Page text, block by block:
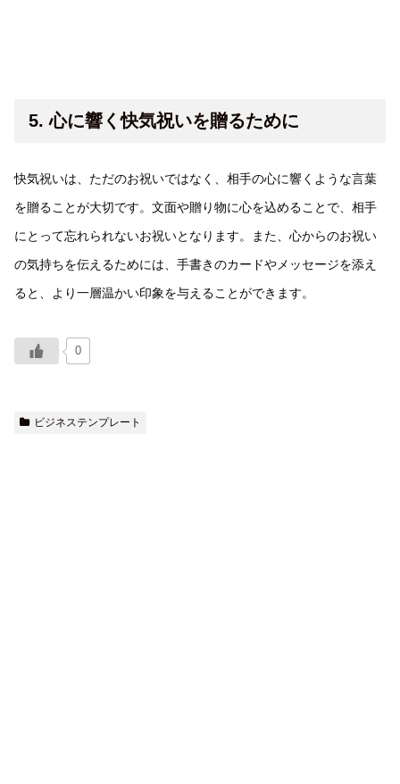
5. 心に響く快気祝いを贈るために
快気祝いは、ただのお祝いではなく、相手の心に響くような言葉
を贈ることが大切です。文面や贈り物に心を込めることで、相手
にとって忘れられないお祝いとなります。また、心からのお祝い
の気持ちを伝えるためには、手書きのカードやメッセージを添え
ると、より一層温かい印象を与えることができます。
0
ビジネステンプレート